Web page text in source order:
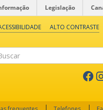
Legislação
ALTO CONTRASTE